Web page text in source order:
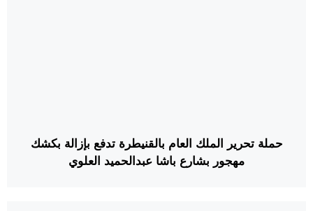
حملة تحرير الملك العام بالقنيطرة تدفع بإزالة بكشك
مهجور بشارع باشا عبدالحميد العلوي